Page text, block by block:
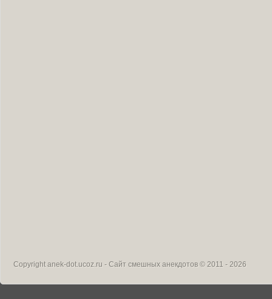
Copyrightanek-dot.ucoz.ru - Сайт смешных анекдотов © 2011 - 2026